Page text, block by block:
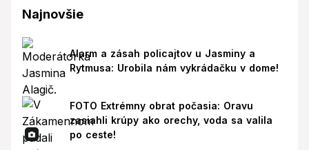
Najnovšie
Alarm a zásah policajtov u Jasminy a
Rytmusa: Urobila nám vykrádačku v dome!
FOTO Extrémny obrat počasia: Oravu
zasiahli krúpy ako orechy, voda sa valila
po ceste!